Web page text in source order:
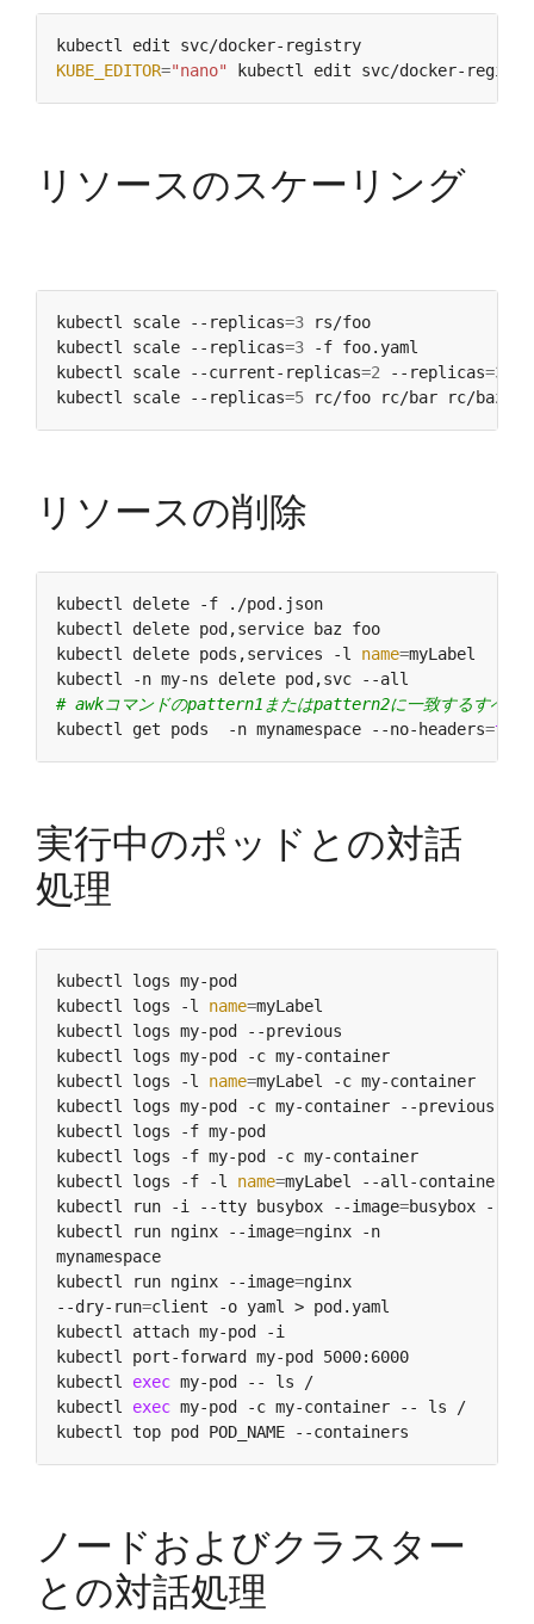
kubectl edit svc/docker-
KUBE_EDITOR="nano" kubectl edit svc/docker-
リソースのスケーリング
kubectl scale --replicas=3 rs/
kubectl scale --replicas=3 -f
kubectl scale --current-replicas=2 --replicas=3
kubectl scale --replicas=5 rc/foo rc/
リソースの削除
kubectl delete -f
kubectl delete
kubectl delete pods,services -l name=
kubectl -n my-ns delete
# awkコマンドのpattern1またはpattern2に一致するすべて
kubectl get pods  -n mynamespace --no-headers=true
実行中のポッドとの対話
処理
kubectl logs my-
kubectl logs -l name=
kubectl logs my-pod --
kubectl logs my-pod -c my-
kubectl logs -l name=myLabel -c my-
kubectl logs my-pod -c my-container --
kubectl logs -f my-
kubectl logs -f my-pod -c my-
kubectl logs -f -l name=myLabel --all-
kubectl run -i --tty busybox --image=busybox --
kubectl run nginx --image=
kubectl run nginx --image=
--dry-run=
kubectl attach my-pod
kubectl port-forward my-pod
kubectl exec my-pod -- ls
kubectl exec my-pod -c my-container --
kubectl top pod POD_NAME --
ノードおよびクラスター
との対話処理